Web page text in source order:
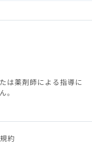
は薬剤師による指導に
。
約